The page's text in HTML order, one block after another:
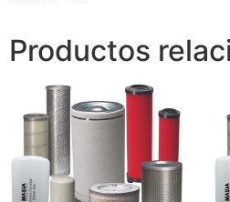
Productos